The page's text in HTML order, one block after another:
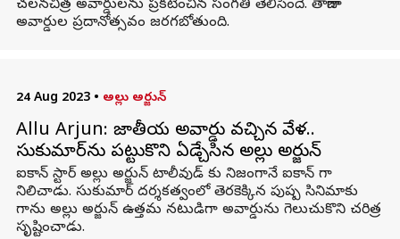
చలనచిత్ర అవార్డులను ప్రకటించిన సంగతి తెలిసిందే. తాజాగా
అవార్డుల ప్రదానోత్సవం జరగబోతుంది.
24 Aug 2023 • అల్లు అర్జున్
Allu Arjun: జాతీయ అవార్డు వచ్చిన వేళ..
సుకుమార్‌ను పట్టుకొని ఏడ్చేసిన అల్లు అర్జున్
ఐకాన్ స్టార్ అల్లు అర్జున్ టాలీవుడ్ కు నిజంగానే ఐకాన్ గా
నిలిచాడు. సుకుమార్ దర్శకత్వంలో తెరకెక్కిన పుష్ప సినిమాకు
గాను అల్లు అర్జున్ ఉత్తమ నటుడిగా అవార్డును గెలుచుకొని చరిత్ర
సృష్టించాడు.